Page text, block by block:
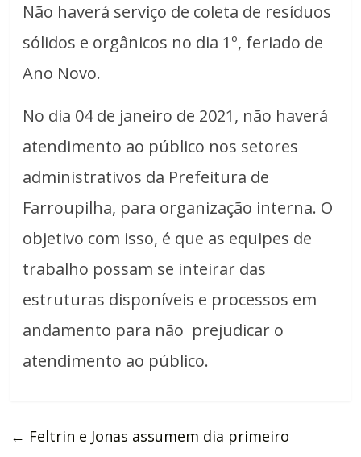
Não haverá serviço de coleta de resíduos
sólidos e orgânicos no dia 1º, feriado de
Ano Novo.
No dia 04 de janeiro de 2021, não haverá
atendimento ao público nos setores
administrativos da Prefeitura de
Farroupilha, para organização interna. O
objetivo com isso, é que as equipes de
trabalho possam se inteirar das
estruturas disponíveis e processos em
andamento para não prejudicar o
atendimento ao público.
← Feltrin e Jonas assumem dia primeiro